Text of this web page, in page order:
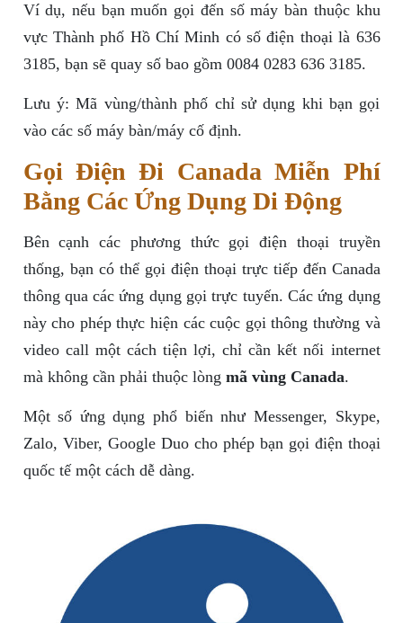
Ví dụ, nếu bạn muốn gọi đến số máy bàn thuộc khu
vực Thành phố Hồ Chí Minh có số điện thoại là 636
3185, bạn sẽ quay số bao gồm 0084 0283 636 3185.
Lưu ý: Mã vùng/thành phố chỉ sử dụng khi bạn gọi
vào các số máy bàn/máy cố định.
Gọi Điện Đi Canada Miễn Phí
Bằng Các Ứng Dụng Di Động
Bên cạnh các phương thức gọi điện thoại truyền
thống, bạn có thể gọi điện thoại trực tiếp đến Canada
thông qua các ứng dụng gọi trực tuyến. Các ứng dụng
này cho phép thực hiện các cuộc gọi thông thường và
video call một cách tiện lợi, chỉ cần kết nối internet
mà không cần phải thuộc lòng mã vùng Canada.
Một số ứng dụng phổ biến như Messenger, Skype,
Zalo, Viber, Google Duo cho phép bạn gọi điện thoại
quốc tế một cách dễ dàng.